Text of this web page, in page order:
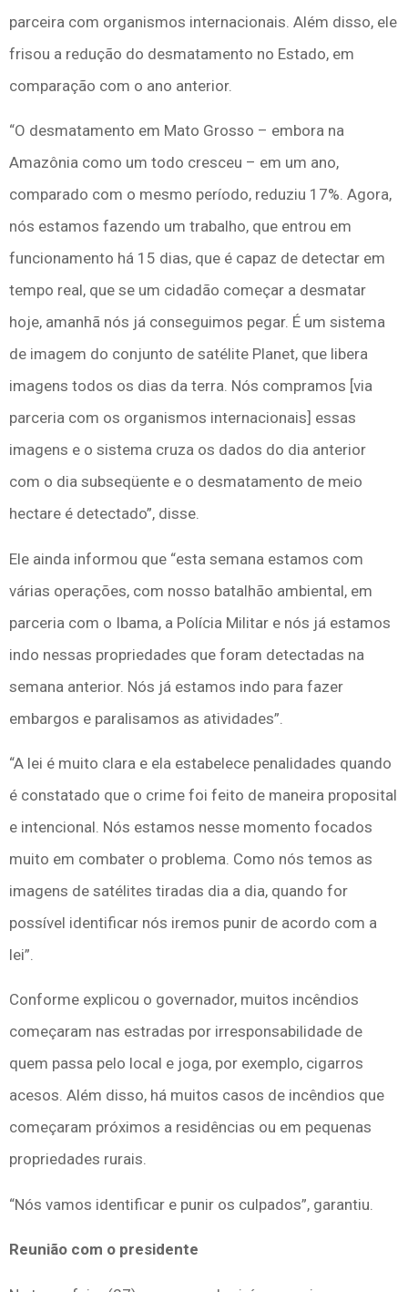
parceira com organismos internacionais. Além disso, ele
frisou a redução do desmatamento no Estado, em
comparação com o ano anterior.
“O desmatamento em Mato Grosso – embora na
Amazônia como um todo cresceu – em um ano,
comparado com o mesmo período, reduziu 17%. Agora,
nós estamos fazendo um trabalho, que entrou em
funcionamento há 15 dias, que é capaz de detectar em
tempo real, que se um cidadão começar a desmatar
hoje, amanhã nós já conseguimos pegar. É um sistema
de imagem do conjunto de satélite Planet, que libera
imagens todos os dias da terra. Nós compramos [via
parceria com os organismos internacionais] essas
imagens e o sistema cruza os dados do dia anterior
com o dia subseqüente e o desmatamento de meio
hectare é detectado”, disse.
Ele ainda informou que “esta semana estamos com
várias operações, com nosso batalhão ambiental, em
parceria com o Ibama, a Polícia Militar e nós já estamos
indo nessas propriedades que foram detectadas na
semana anterior. Nós já estamos indo para fazer
embargos e paralisamos as atividades”.
“A lei é muito clara e ela estabelece penalidades quando
é constatado que o crime foi feito de maneira proposital
e intencional. Nós estamos nesse momento focados
muito em combater o problema. Como nós temos as
imagens de satélites tiradas dia a dia, quando for
possível identificar nós iremos punir de acordo com a
lei”.
Conforme explicou o governador, muitos incêndios
começaram nas estradas por irresponsabilidade de
quem passa pelo local e joga, por exemplo, cigarros
acesos. Além disso, há muitos casos de incêndios que
começaram próximos a residências ou em pequenas
propriedades rurais.
“Nós vamos identificar e punir os culpados”, garantiu.
Reunião com o presidente